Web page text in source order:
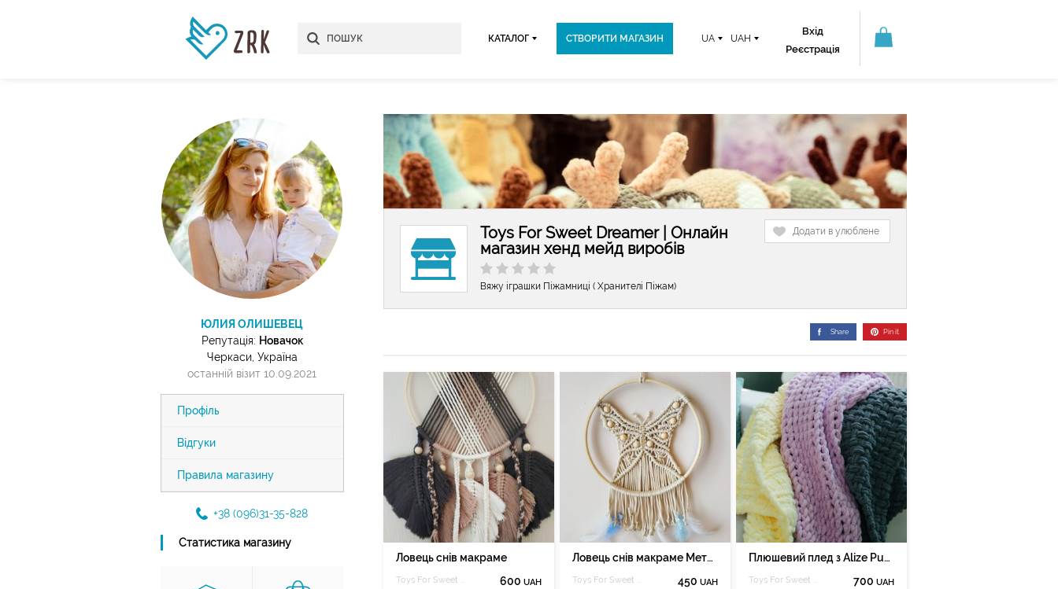
КАТАЛОГ
Вхід
Реєстрація
UAH
UA
СТВОРИТИ МАГАЗИН
ЮЛИЯ ОЛИШЕВЕЦ
Репутація: Новачок
Черкаси, Україна
останній візит 10.09.2021
Профіль
Відгуки
Правила магазину
+38 (096)31-35-828
Статистика магазину
Додати в улюблене
Toys For Sweet Dreamer | Онлайн
магазин хенд мейд виробів
Вяжу іграшки Піжамниці ( Хранителі Піжам)
Share Pin it
Ловець снів макраме
Toys For Sweet Dreamer 600 UAH
Ловець снів макраме Метелик
Toys For Sweet Dreamer 450 UAH
Плюшевий плед з Alize Puffy
Toys For Sweet Dreamer 700 UAH